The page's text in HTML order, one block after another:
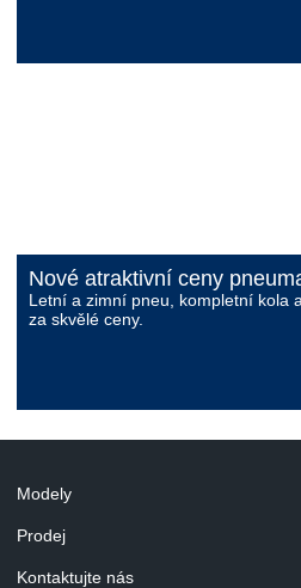
Nové atraktivní ceny
Letní a zimní pneu, kompletní kola
za skvělé ceny.
Modely
Prodej
Kontaktujte nás